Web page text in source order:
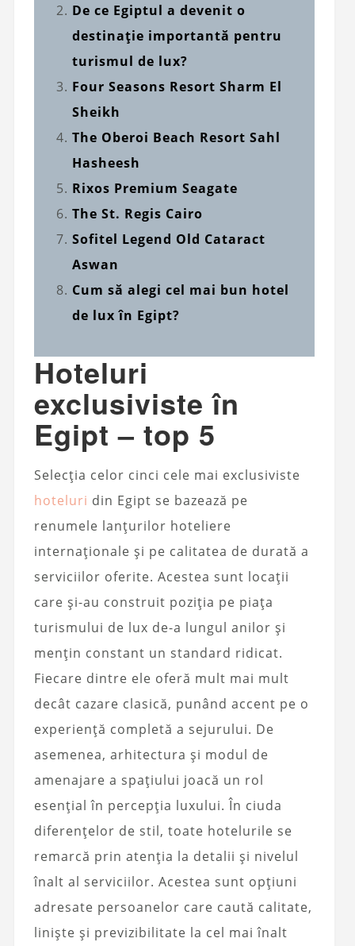
De ce Egiptul a devenit o
destinație importantă pentru
turismul de lux?
Four Seasons Resort Sharm El
Sheikh
The Oberoi Beach Resort Sahl
Hasheesh
Rixos Premium Seagate
The St. Regis Cairo
Sofitel Legend Old Cataract
Aswan
Cum să alegi cel mai bun hotel
de lux în Egipt?
Hoteluri
exclusiviste în
Egipt – top 5
Selecția celor cinci cele mai exclusiviste
hoteluri din Egipt se bazează pe
renumele lanțurilor hoteliere
internaționale și pe calitatea de durată a
serviciilor oferite. Acestea sunt locații
care și-au construit poziția pe piața
turismului de lux de-a lungul anilor și
mențin constant un standard ridicat.
Fiecare dintre ele oferă mult mai mult
decât cazare clasică, punând accent pe o
experiență completă a sejurului. De
asemenea, arhitectura și modul de
amenajare a spațiului joacă un rol
esențial în percepția luxului. În ciuda
diferențelor de stil, toate hotelurile se
remarcă prin atenția la detalii și nivelul
înalt al serviciilor. Acestea sunt opțiuni
adresate persoanelor care caută calitate,
liniște și previzibilitate la cel mai înalt